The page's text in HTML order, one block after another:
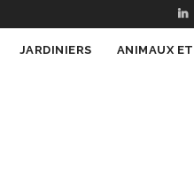
% Nature
JARDINIERS ANIMAUX